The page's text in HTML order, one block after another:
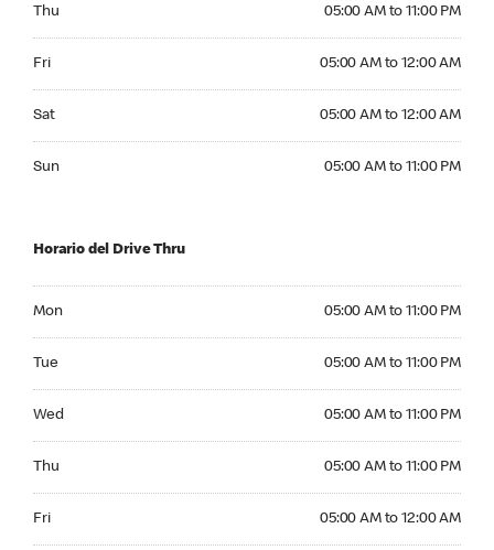
Thu 05:00 AM to 11:00 PM
Fri 05:00 AM to 12:00 AM
Sat 05:00 AM to 12:00 AM
Sun 05:00 AM to 11:00 PM
Horario del Drive Thru
Mon 05:00 AM to 11:00 PM
Tue 05:00 AM to 11:00 PM
Wed 05:00 AM to 11:00 PM
Thu 05:00 AM to 11:00 PM
Fri 05:00 AM to 12:00 AM